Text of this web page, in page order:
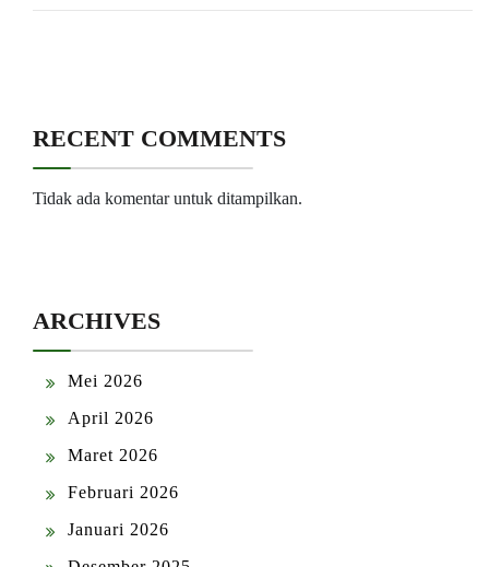
RECENT COMMENTS
Tidak ada komentar untuk ditampilkan.
ARCHIVES
Mei 2026
April 2026
Maret 2026
Februari 2026
Januari 2026